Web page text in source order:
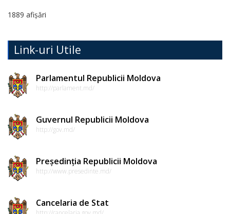
etică
a
funcționarilor
publici
instituțională
pentru
informare
Transparență
decizională
1889 afișări
Link-uri Utile
Parlamentul Republicii Moldova
http://parlament.md/
Guvernul Republicii Moldova
http://gov.md/
Președinția Republicii Moldova
http://www.presedinte.md/
Cancelaria de Stat